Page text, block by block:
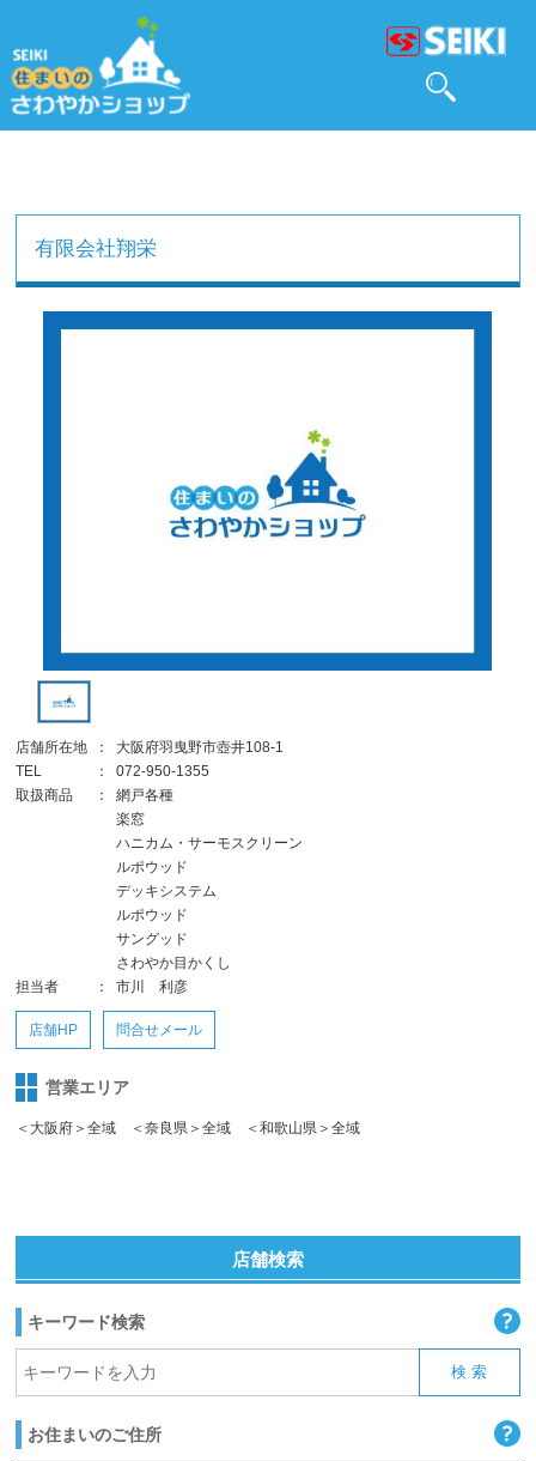
有限会社翔栄
店舗所在地 ：
大阪府羽曳野市壺井108-1
TEL
：
072-950-1355
取扱商品
：
網戸各種
楽窓
ハニカム・サーモスクリーン
ルポウッド
デッキシステム
ルポウッド
サングッド
さわやか目かくし
担当者
： 市川 利彦
店舗HP 問合せメール
営業エリア
＜大阪府＞全域 ＜奈良県＞全域 ＜和歌山県＞全域
店舗検索
キーワード検索
お住まいのご住所